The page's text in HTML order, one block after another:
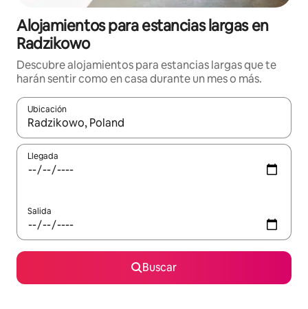
Alojamientos para estancias largas en
Radzikowo
Descubre alojamientos para estancias largas que te
harán sentir como en casa durante un mes o más.
Ubicación
Cuando los resultados estén disponibles, podrás navegar
Llegada
Salida
Buscar